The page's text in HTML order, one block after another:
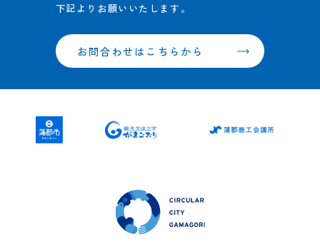
下記よりお願いいたします。
お問合わせはこちらから